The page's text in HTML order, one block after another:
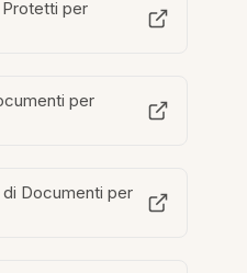
per
per
Documenti per